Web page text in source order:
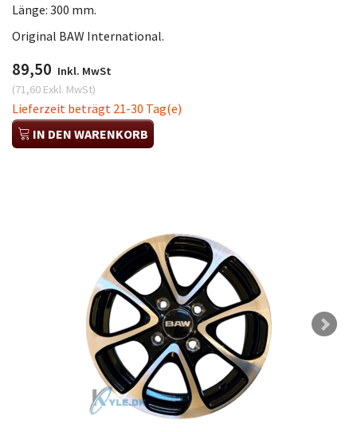
Länge: 300 mm.
Original BAW International.
89,50 Inkl. MwSt
(71,60 Exkl. MwSt)
Lieferzeit beträgt 21-30 Tag(e)
IN DEN WARENKORB